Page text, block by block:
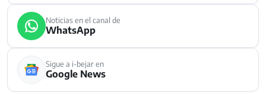
Noticias en el canal de
WhatsApp
Sigue a i-bejar en
Google News